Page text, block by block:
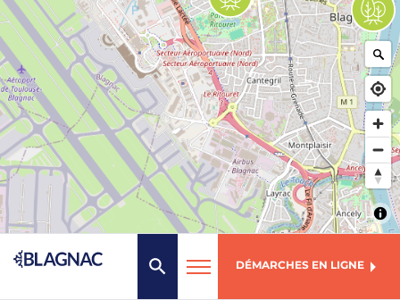
DÉMARCHES EN LIGNE